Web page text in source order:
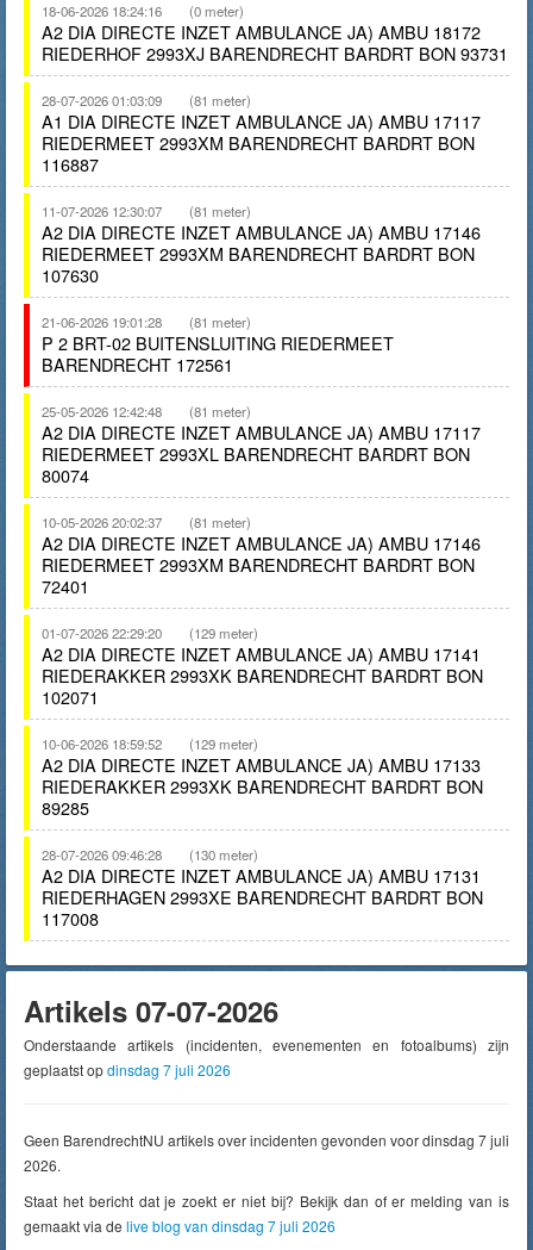
18-06-2026 18:24:16 (0 meter)
A2 DIA DIRECTE INZET AMBULANCE JA) AMBU 18172
RIEDERHOF 2993XJ BARENDRECHT BARDRT BON 93731
28-07-2026 01:03:09 (81 meter)
A1 DIA DIRECTE INZET AMBULANCE JA) AMBU 17117
RIEDERMEET 2993XM BARENDRECHT BARDRT BON
116887
11-07-2026 12:30:07 (81 meter)
A2 DIA DIRECTE INZET AMBULANCE JA) AMBU 17146
RIEDERMEET 2993XM BARENDRECHT BARDRT BON
107630
21-06-2026 19:01:28 (81 meter)
P 2 BRT-02 BUITENSLUITING RIEDERMEET
BARENDRECHT 172561
25-05-2026 12:42:48 (81 meter)
A2 DIA DIRECTE INZET AMBULANCE JA) AMBU 17117
RIEDERMEET 2993XL BARENDRECHT BARDRT BON
80074
10-05-2026 20:02:37 (81 meter)
A2 DIA DIRECTE INZET AMBULANCE JA) AMBU 17146
RIEDERMEET 2993XM BARENDRECHT BARDRT BON
72401
01-07-2026 22:29:20 (129 meter)
A2 DIA DIRECTE INZET AMBULANCE JA) AMBU 17141
RIEDERAKKER 2993XK BARENDRECHT BARDRT BON
102071
10-06-2026 18:59:52 (129 meter)
A2 DIA DIRECTE INZET AMBULANCE JA) AMBU 17133
RIEDERAKKER 2993XK BARENDRECHT BARDRT BON
89285
28-07-2026 09:46:28 (130 meter)
A2 DIA DIRECTE INZET AMBULANCE JA) AMBU 17131
RIEDERHAGEN 2993XE BARENDRECHT BARDRT BON
117008
Artikels 07-07-2026
Onderstaande artikels (incidenten, evenementen en fotoalbums) zijn
geplaatst opdinsdag 7 juli 2026
Geen BarendrechtNU artikels over incidenten gevonden voor dinsdag 7 juli
2026.
Staat het bericht dat je zoekt er niet bij? Bekijk dan of er melding van is
gemaakt via de live blog van dinsdag 7 juli 2026